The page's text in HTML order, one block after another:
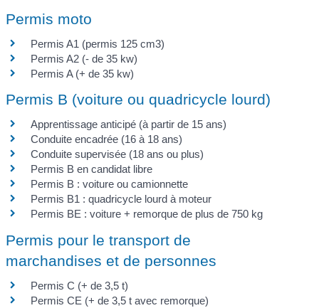
Permis moto
Permis A1 (permis 125 cm3)
Permis A2 (- de 35 kw)
Permis A (+ de 35 kw)
Permis B (voiture ou quadricycle lourd)
Apprentissage anticipé (à partir de 15 ans)
Conduite encadrée (16 à 18 ans)
Conduite supervisée (18 ans ou plus)
Permis B en candidat libre
Permis B : voiture ou camionnette
Permis B1 : quadricycle lourd à moteur
Permis BE : voiture + remorque de plus de 750 kg
Permis pour le transport de
marchandises et de personnes
Permis C (+ de 3,5 t)
Permis CE (+ de 3,5 t avec remorque)